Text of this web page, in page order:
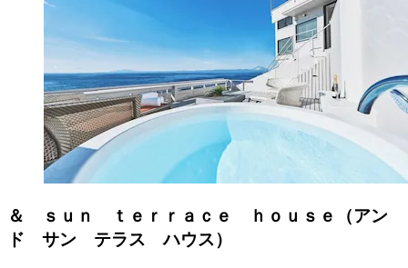
＆ ｓｕｎ ｔｅｒｒａｃｅ ｈｏｕｓｅ（アン
ド サン テラス ハウス）